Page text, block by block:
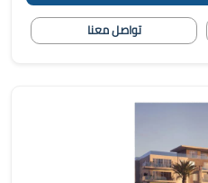
تواصل معنا